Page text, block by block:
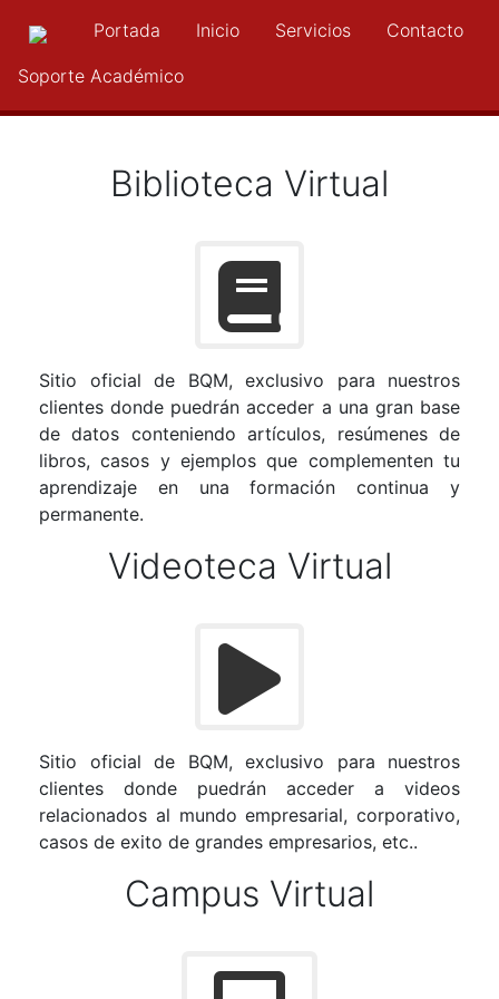
Portada Inicio Servicios Contacto
Soporte Académico
Biblioteca Virtual
Sitio oficial de BQM, exclusivo para nuestros
clientes donde puedrán acceder a una gran base
de datos conteniendo artículos, resúmenes de
libros, casos y ejemplos que complementen tu
aprendizaje en una formación continua y
permanente.
Videoteca Virtual
Sitio oficial de BQM, exclusivo para nuestros
clientes donde puedrán acceder a videos
relacionados al mundo empresarial, corporativo,
casos de exito de grandes empresarios, etc..
Campus Virtual